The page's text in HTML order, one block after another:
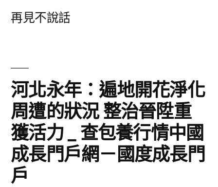
再見不說話
河北永年：遍地開花淨化
周遭的狀況 整治晉陞重
獲活力 _ 查包養行情中國
成長門戶網－國度成長門
戶